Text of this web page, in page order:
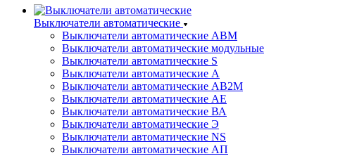
Выключатели автоматические
Выключатели автоматические АВМ
Выключатели автоматические модульные
Выключатели автоматические S
Выключатели автоматические А
Выключатели автоматические АВ2М
Выключатели автоматические АЕ
Выключатели автоматические ВА
Выключатели автоматические Э
Выключатели автоматические NS
Выключатели автоматические АП